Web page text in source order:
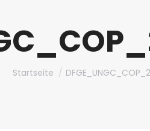
Du bist hier:
Startseite